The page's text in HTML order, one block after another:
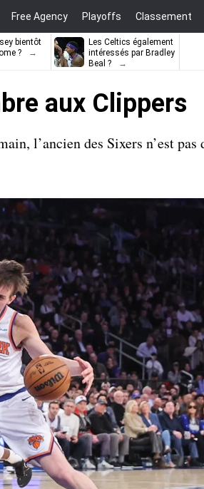
Free Agency Playoffs Classement
bientôt
?
Les Celtics également
intéressés par Bradley
Beal ?
aux Clippers
l’ancien des Sixers n’est pas